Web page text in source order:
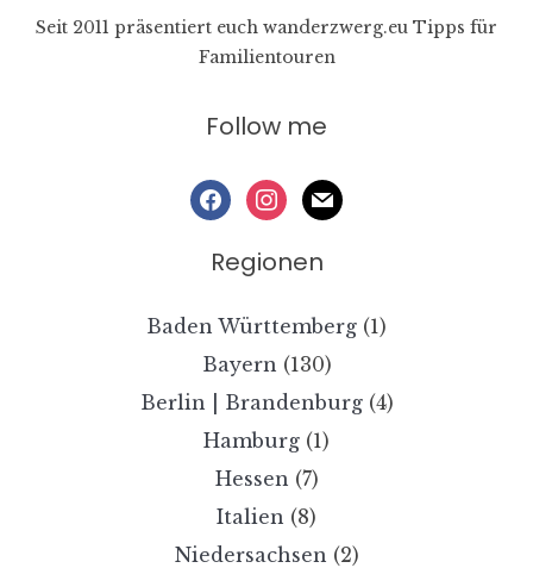
Seit 2011 präsentiert euch wanderzwerg.eu Tipps für
Familientouren
Follow me
facebookinstagram
mail
Regionen
Baden Württemberg (1)
Bayern (130)
Berlin | Brandenburg(4)
Hamburg (1)
Hessen (7)
Italien (8)
Niedersachsen (2)